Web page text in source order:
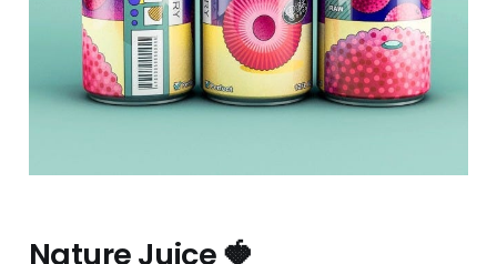
Nature Juice 🍓